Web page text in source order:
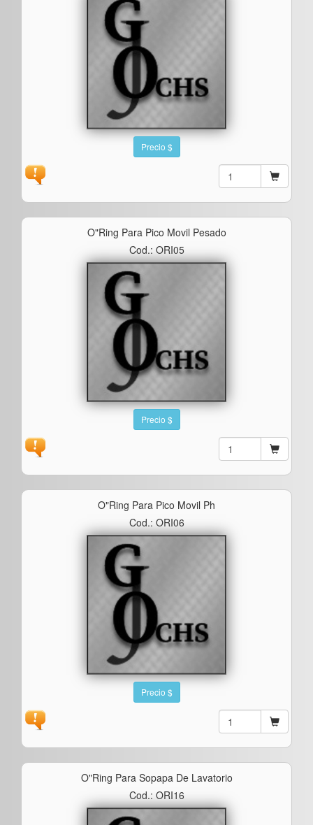
Precio $
O"ring Para Pico Movil Pesado
Cod.: ORI05
Precio $
O"ring Para Pico Movil Ph
Cod.: ORI06
Precio $
O"ring Para Sopapa De Lavatorio
Cod.: ORI16